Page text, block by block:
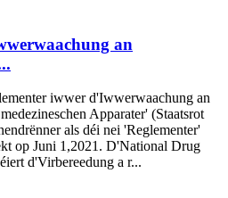
an
iwwer d'Iwwerwaachung an
Apparater' (Staatsrot
als déi nei 'Reglementer'
op Juni 1,2021. D'National Drug
d'Virbereedung a r...